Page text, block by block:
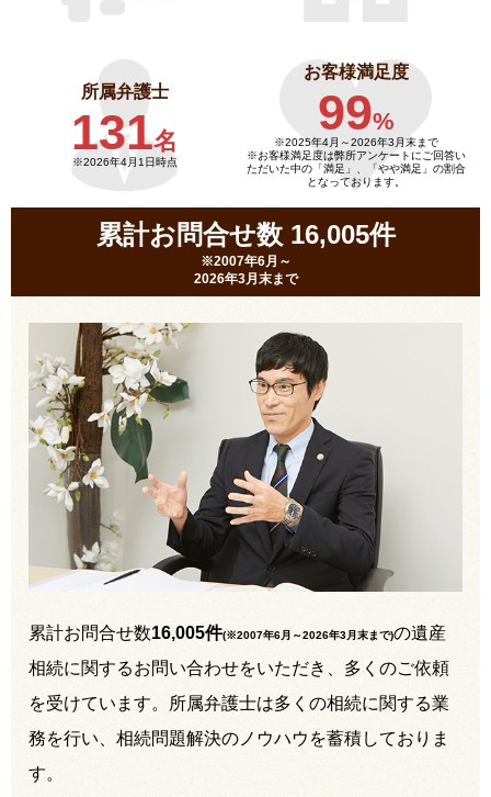
所属弁護士
131名
※2026年4月1日時点
お客様満足度
99%
※2025年4月～2026年3月末まで
※お客様満足度は弊所アンケートにご回答い
ただいた中の「満足」、「やや満足」の割合
となっております。
累計お問合せ数 16,005件
※2007年6月～
2026年3月末まで
累計お問合せ数16,005件(※2007年6月～2026年3月末まで)の遺産
相続に関するお問い合わせをいただき、多くのご依頼
を受けています。所属弁護士は多くの相続に関する業
務を行い、相続問題解決のノウハウを蓄積しておりま
す。